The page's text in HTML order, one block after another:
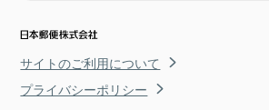
サイトのご利用について
プライバシーポリシー